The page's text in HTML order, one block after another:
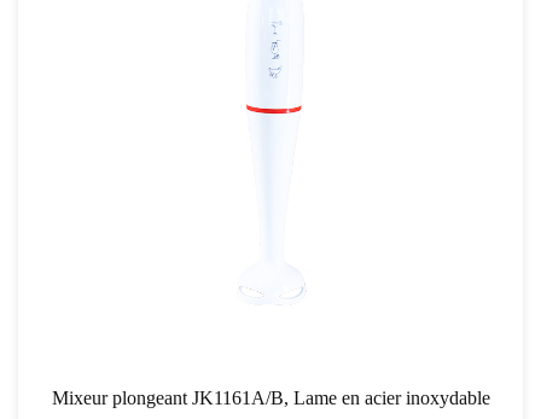
Mixeur plongeant JK1161A/B, Lame en acier inoxydable